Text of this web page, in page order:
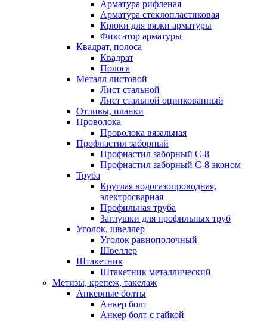
Арматура рифленая
Арматура стеклопластиковая
Крюки для вязки арматуры
Фиксатор арматуры
Квадрат, полоса
Квадрат
Полоса
Металл листовой
Лист стальной
Лист стальной оцинкованный
Отливы, планки
Проволока
Проволока вязальная
Профнастил заборный
Профнастил заборный С-8
Профнастил заборный С-8 эконом
Труба
Круглая водогазопроводная,
электросварная
Профильная труба
Заглушки для профильных труб
Уголок, швеллер
Уголок равнополочный
Швеллер
Штакетник
Штакетник металлический
Метизы, крепеж, такелаж
Анкерные болты
Анкер болт
Анкер болт с гайкой